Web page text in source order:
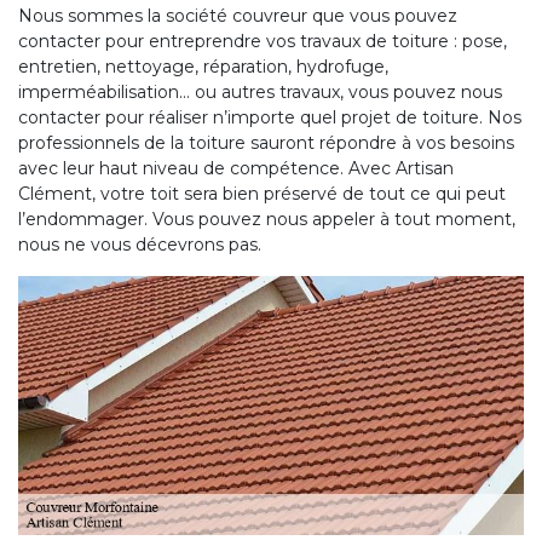
Nous sommes la société couvreur que vous pouvez
contacter pour entreprendre vos travaux de toiture : pose,
entretien, nettoyage, réparation, hydrofuge,
imperméabilisation... ou autres travaux, vous pouvez nous
contacter pour réaliser n’importe quel projet de toiture. Nos
professionnels de la toiture sauront répondre à vos besoins
avec leur haut niveau de compétence. Avec Artisan
Clément, votre toit sera bien préservé de tout ce qui peut
l’endommager. Vous pouvez nous appeler à tout moment,
nous ne vous décevrons pas.